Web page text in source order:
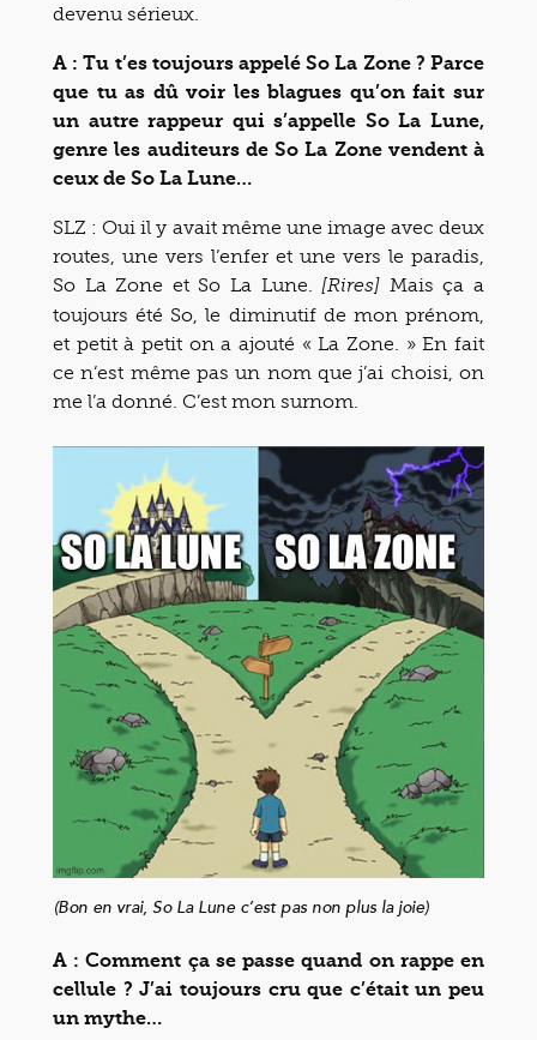
devenu sérieux.
A : Tu t’es toujours appelé So La Zone ? Parce
que tu as dû voir les blagues qu’on fait sur
un autre rappeur qui s’appelle So La Lune,
genre les auditeurs de So La Zone vendent à
ceux de So La Lune…
SLZ : Oui il y avait même une image avec deux
routes, une vers l’enfer et une vers le paradis,
So La Zone et So La Lune.
[Rires] Mais ça a
toujours été So, le diminutif de mon prénom,
et petit à petit on a ajouté « La Zone. » En fait
ce n’est même pas un nom que j’ai choisi, on
me l’a donné. C’est mon surnom.
(Bon en vrai, So La Lune c’est pas non plus la joie)
A : Comment ça se passe quand on rappe en
cellule ? J’ai toujours cru que c’était un peu
un mythe…